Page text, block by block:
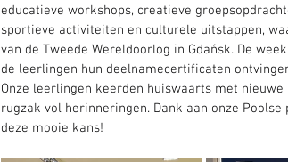
educatieve workshops, creatieve
sportieve activiteiten en culturele uitstappen,
van de Tweede Wereldoorlog in Gdańsk. De
de leerlingen hun deelnamecertificaten
Onze leerlingen keerden huiswaarts met
rugzak vol herinneringen. Dank aan onze
deze mooie kans!